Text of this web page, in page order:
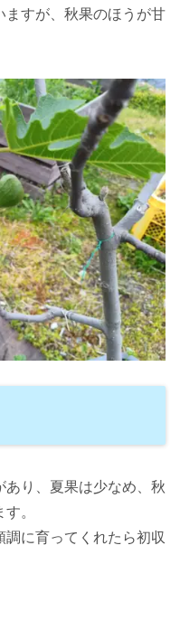
ますが、秋果のほうが甘
あり、夏果は少なめ、秋
。
に育ってくれたら初収